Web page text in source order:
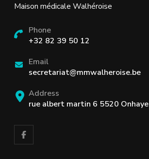
Maison médicale Walhéroise
Phone
+32 82 39 50 12
Email
secretariat@mmwalheroise.be
Address
rue albert martin 6 5520 Onhaye